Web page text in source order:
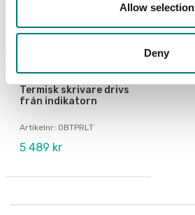
Allow selection
Deny
Fordonsvågar
Termisk skrivare drivs
från indikatorn
Artikelnr: OBTPRLT
5 489 kr